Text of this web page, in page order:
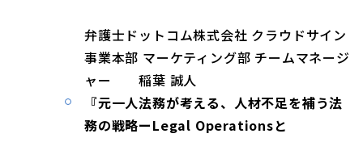
弁護士ドットコム株式会社 クラウドサイン
事業本部 マーケティング部 チームマネージ
ャー 稲葉 誠人
『元一人法務が考える、人材不足を補う法
務の戦略ーLegal Operationsと